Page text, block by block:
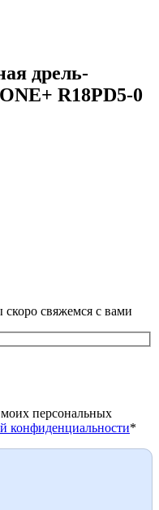
дрель-
R18PD5-0
свяжемся с вами
персональных
конфиденциальности*